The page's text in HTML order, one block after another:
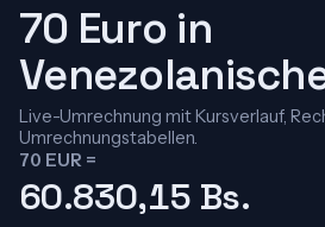
70 Euro in
Live-Umrechnung mit Kursverlauf,
Umrechnungstabellen.
70 EUR =
60.830,15 Bs.